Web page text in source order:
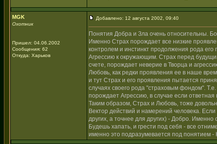
MGK
Охотник
Пришел: 04.06.2002
Сообщения: 62
Откуда: Харьков
Добавлено: 12 августа 2002, 09:40
Понятия Добра и Зла очень относительны.
Именно Страх порождает все низкие
контролем и инстинкт продолжения рода
Агрессию к окружающим. Страх перед
счете, порождает неверие в Творца и
Любовь, как редки проявления ее в наше
и тут Страх и его проявления пытается
случаях своего рода "страховым фондом".
порождает Агрессию, в случае если
Таким образом, Страх и Любовь, тоже
Вектор действий и намерений человека.
других, а точнее для других) - Добро.
Будешь хапать, и грести под себя - все
именно это подразумевается под понятием -